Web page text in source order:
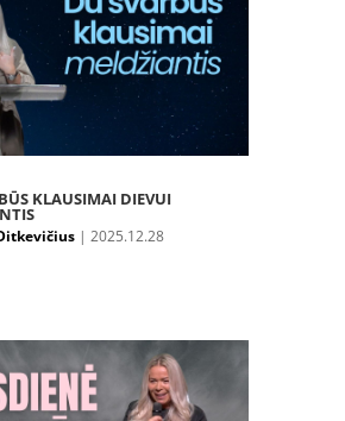
KLAUSIMAI DIEVUI
| 2025.12.28